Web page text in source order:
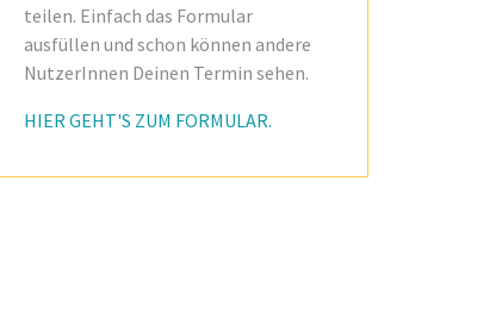
teilen. Einfach das Formular
ausfüllen und schon können andere
NutzerInnen Deinen Termin sehen.
HIER GEHT'S ZUM FORMULAR.